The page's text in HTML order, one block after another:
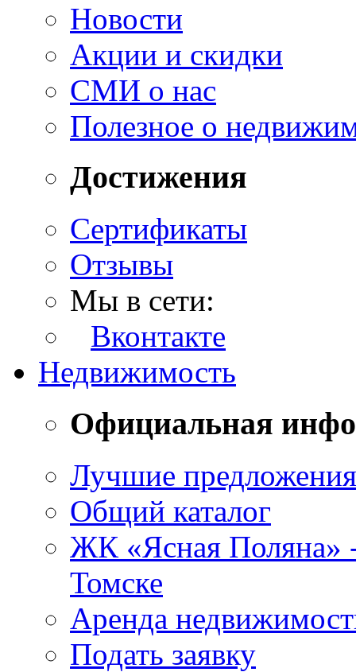
Новости
Акции и скидки
СМИ о нас
Полезное о
Достижения
Сертификаты
Отзывы
Мы в сети:
Вконтакте
Недвижимость
Официальная
Лучшие предложения
Общий каталог
ЖК «Ясная Поляна»
Томске
Аренда
Подать заявку